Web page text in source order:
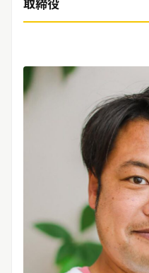
取締役